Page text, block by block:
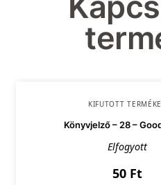
KIFUTOTT
Könyvjelző – 28 –
Elfogyott
50 Ft